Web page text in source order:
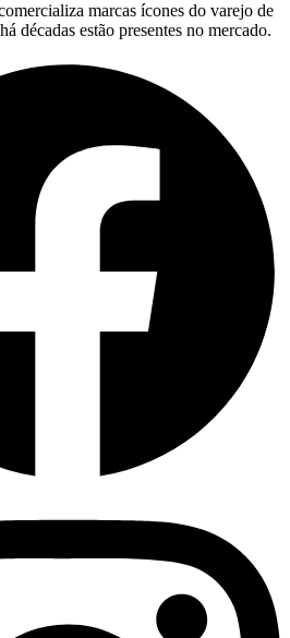
marcas ícones do varejo de
décadas estão presentes no mercado.